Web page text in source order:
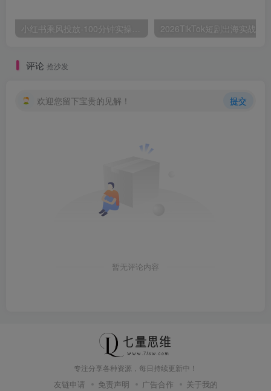
评论 抢沙发
欢迎您留下宝贵的见解！ 提交
暂无评论内容
专注分享各种资源，每日持续更新中！
友链申请 免责声明 广告合作 关于我的